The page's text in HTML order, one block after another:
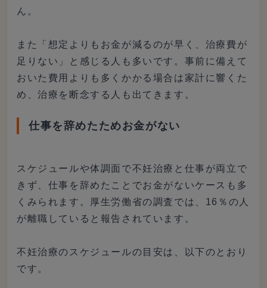
ん。
また「想定よりもお金が減るのが早く、治療費が
足りない」と感じる人も多いです。事前に備えて
おいた費用よりも多くかかる場合は家計に響くた
め、治療を断念する人も出てきます。
仕事を辞めたためお金がない
スケジュールや体調面で不妊治療と仕事が両立で
きず、仕事を辞めたことでお金がないケースも多
くみられます。厚生労働省の調査では、16％の人
が離職していると報告されています。
不妊治療のスケジュールの目安は、以下のとおり
です。